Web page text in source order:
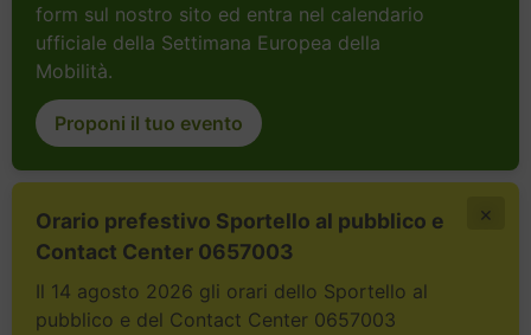
form sul nostro sito ed entra nel calendario
ufficiale della Settimana Europea della
Mobilità.
Proponi il tuo evento
Orario prefestivo Sportello al pubblico e
Contact Center 0657003
Il 14 agosto 2026 gli orari dello Sportello al
pubblico e del Contact Center 0657003
×